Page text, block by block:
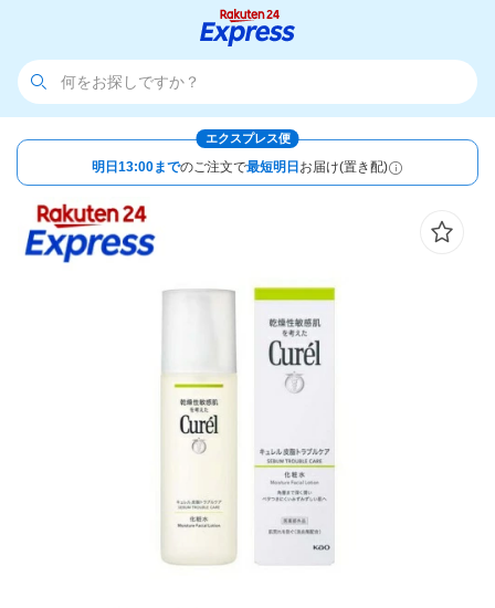
エクスプレス便
明日13:00までのご注文で最短明日 お届け(置き配)